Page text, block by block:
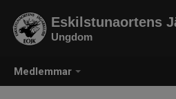
Medlemmar
Eskilstunaortens
Ungdom